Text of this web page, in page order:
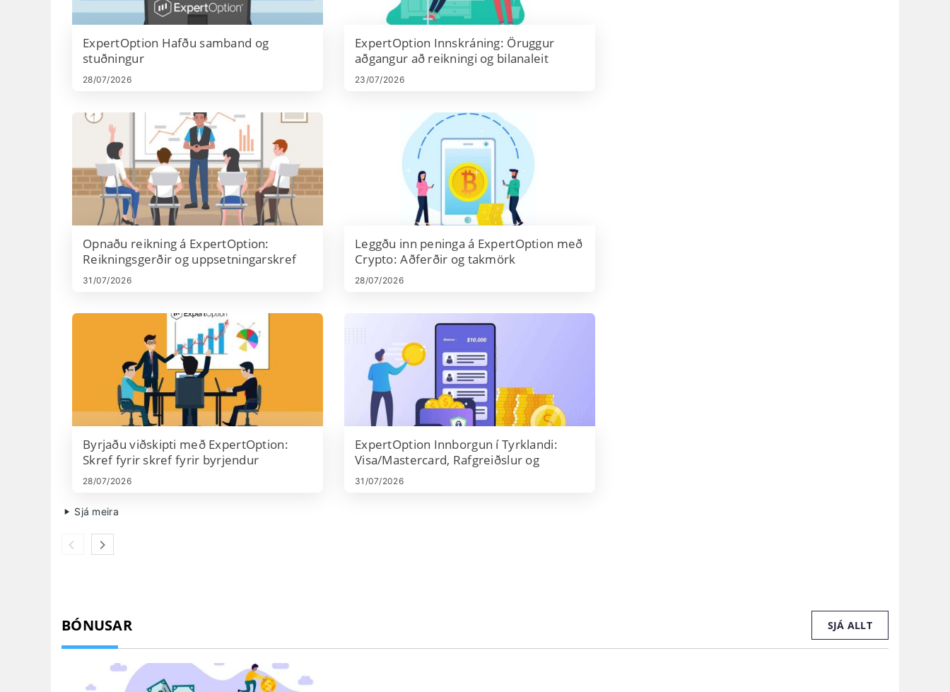
stjórnborðsverkfæri samstarfsaðila, algengar
sannprófunargildrur, grunnáminningar um samræmi og
bilanaleitarskref sem þú getur tekið áður en þú hefur
samband við þjónustudeild til að halda þóknunum
ExpertOption Hafðu samband og
stuðningur
28/07/2026
ExpertOption Innskráning: Öruggur
aðgangur að reikningi og bilanaleit
23/07/2026
Opnaðu reikning á ExpertOption:
Reikningsgerðir og uppsetningarskref
31/07/2026
Leggðu inn peninga á ExpertOption með
Crypto: Aðferðir og takmörk
28/07/2026
Byrjaðu viðskipti með ExpertOption:
Skref fyrir skref fyrir byrjendur
28/07/2026
ExpertOption Innborgun í Tyrklandi:
Visa/Mastercard, Rafgreiðslur og
Cryptocurrency
31/07/2026
Sjá meira
BÓNUSAR SJÁ ALLT